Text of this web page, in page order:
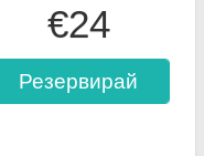
€24
Резервирай